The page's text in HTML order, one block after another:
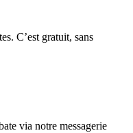
C’est gratuit, sans
via notre messagerie